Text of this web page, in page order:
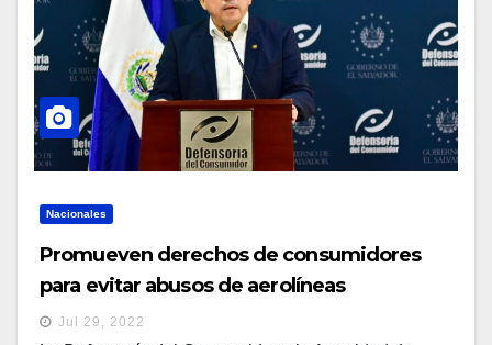
Nacionales
Promueven derechos de consumidores
para evitar abusos de aerolíneas
Jul 29, 2022